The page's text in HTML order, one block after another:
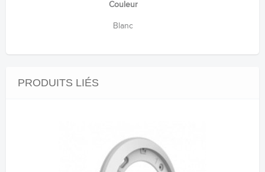
Couleur
Blanc
PRODUITS LIÉS